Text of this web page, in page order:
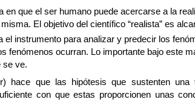
en que el ser humano puede acercarse a la
El objetivo del científico “realista” es
instrumento para analizar y predecir los
fenómenos ocurran. Lo importante bajo este
se ve.
hace que las hipótesis que sustenten
con que estas proporcionen unas